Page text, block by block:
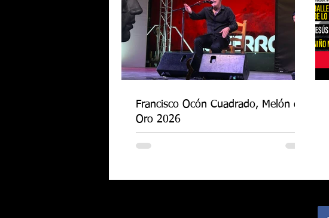
Francisco Ocón Cuadrado, Melón de
Oro 2026